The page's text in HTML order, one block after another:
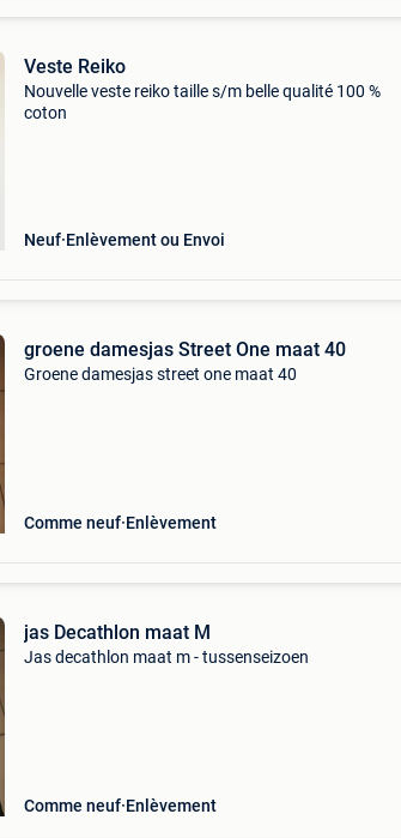
Veste Reiko
Nouvelle veste reiko taille s/m belle qualité 100 %
coton
Neuf Enlèvement ou Envoi
groene damesjas Street One maat 40
Groene damesjas street one maat 40
Comme neuf Enlèvement
jas Decathlon maat M
Jas decathlon maat m - tussenseizoen
Comme neuf Enlèvement